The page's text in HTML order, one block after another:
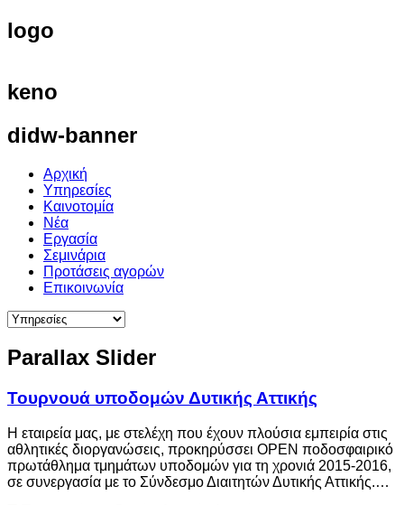
logo
keno
didw-banner
Αρχική
Υπηρεσίες
Καινοτομία
Νέα
Εργασία
Σεμινάρια
Προτάσεις αγορών
Επικοινωνία
Parallax Slider
Τουρνουά υποδομών Δυτικής Αττικής
Η εταιρεία μας, με στελέχη που έχουν πλούσια εμπειρία στις
αθλητικές διοργανώσεις, προκηρύσσει OPEN ποδοσφαιρικό
πρωτάθλημα τμημάτων υποδομών για τη χρονιά 2015-2016,
σε συνεργασία με το Σύνδεσμο Διαιτητών Δυτικής Αττικής.…